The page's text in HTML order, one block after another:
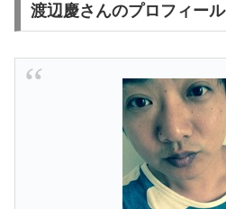
渡辺慶さんのプロフィール